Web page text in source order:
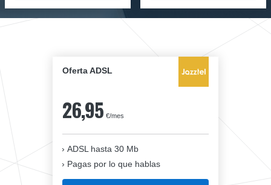
Oferta ADSL
26,95 €/mes
ADSL hasta 30 Mb
Pagas por lo que hablas